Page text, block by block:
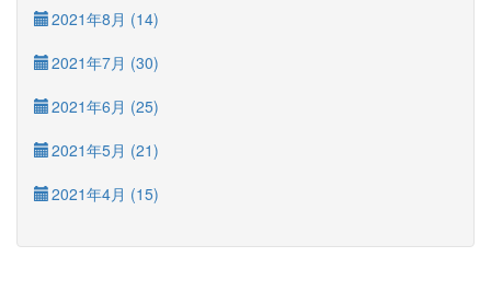
2021年8月 (14)
2021年7月 (30)
2021年6月 (25)
2021年5月 (21)
2021年4月 (15)